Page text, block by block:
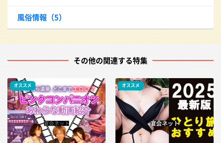
風俗情報（5）
その他の関連する特集
オススメ オススメ